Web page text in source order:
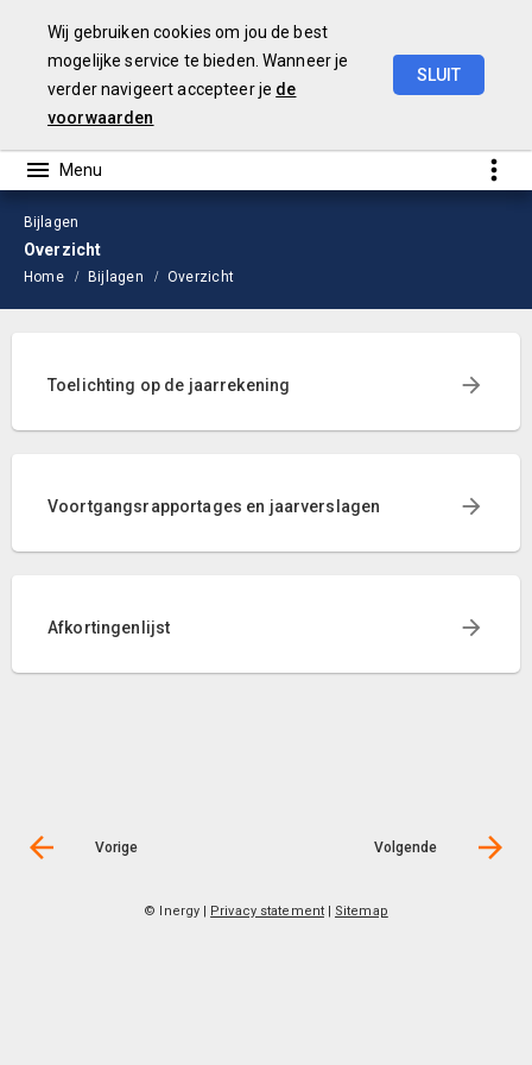
Wij gebruiken cookies om jou de best
mogelijke service te bieden. Wanneer je
verder navigeert accepteer je de
voorwaarden
SLUIT
Bijlagen
Overzicht
Home Bijlagen Overzicht
Toelichting op de jaarrekening
Voortgangsrapportages en jaarverslagen
Afkortingenlijst
Vorige Volgende
© Inergy Privacy statement| Sitemap